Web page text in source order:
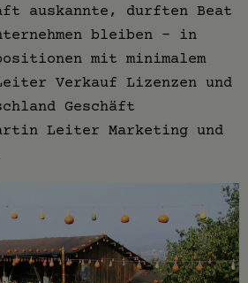
auskannte, durften Beat
bleiben – in
mit minimalem
Verkauf Lizenzen und
Geschäft
Leiter Marketing und